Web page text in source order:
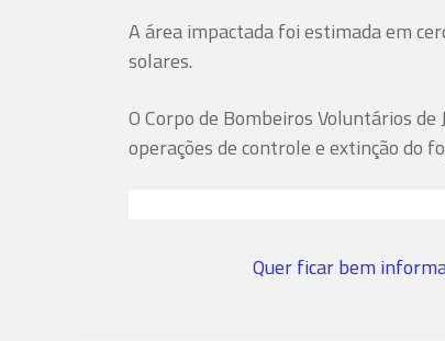
A área impactada foi estimada em
solares.
O Corpo de Bombeiros Voluntários
operações de controle e extinção do
Quer ficar bem